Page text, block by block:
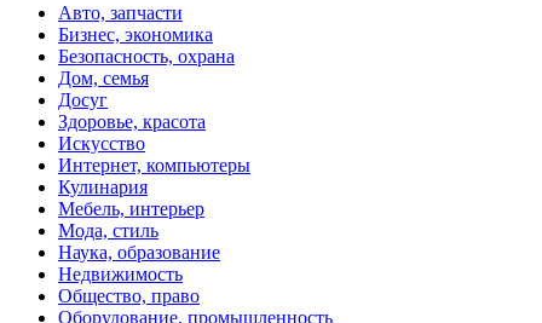
Авто, запчасти
Бизнес, экономика
Безопасность, охрана
Дом, семья
Досуг
Здоровье, красота
Искусство
Интернет, компьютеры
Кулинария
Мебель, интерьер
Мода, стиль
Наука, образование
Недвижимость
Общество, право
Оборудование, промышленность